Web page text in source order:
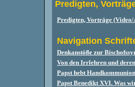
Predigten,
Predigten, Vorträge
Navigation
Denkanstöße zur
Von den Irrlehren und
Papst hebt
Papst Benedikt XVI. Was